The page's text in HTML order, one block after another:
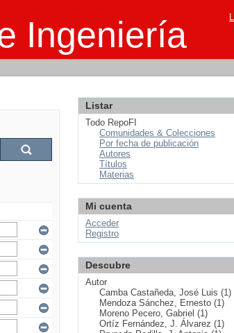
Ingeniería
Listar
Todo RepoFI
Comunidades & Colecciones
Por fecha de publicación
Autores
Títulos
Materias
Mi cuenta
Acceder
Registro
Descubre
Autor
Camba Castañeda, José Luis (1)
Mendoza Sánchez, Ernesto (1)
Moreno Pecero, Gabriel (1)
Ortíz Fernández, J. Álvarez (1)